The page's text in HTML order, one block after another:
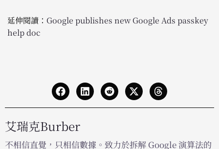
延伸閱讀： Google publishes new Google Ads passkey
help doc
艾瑞克Burber
不相信直覺，只相信數據。致力於拆解 Google 演算法的